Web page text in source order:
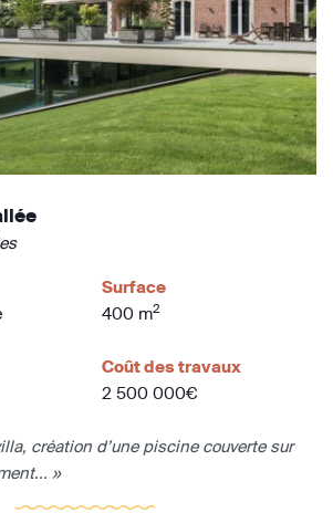
Surface
400 m2
Coût des travaux
2 500 000€
création d’une piscine couverte sur
»